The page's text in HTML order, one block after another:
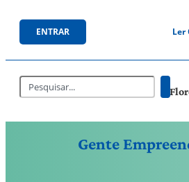
ENTRAR Ler
Gente